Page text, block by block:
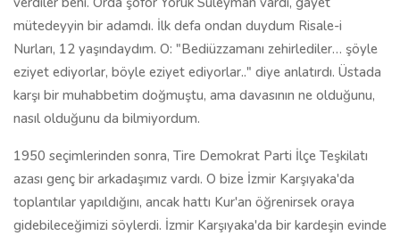
mütedeyyin bir adamdı. İlk defa ondan duydum Risale-i
Nurları, 12 yaşındaydım. O: "Bediüzzamanı zehirlediler… şöyle
eziyet ediyorlar, böyle eziyet ediyorlar.." diye anlatırdı. Üstada
karşı bir muhabbetim doğmuştu, ama davasının ne olduğunu,
nasıl olduğunu da bilmiyordum.
1950 seçimlerinden sonra, Tire Demokrat Parti İlçe Teşkilatı
azası genç bir arkadaşımız vardı. O bize İzmir Karşıyaka'da
toplantılar yapıldığını, ancak hattı Kur'an öğrenirsek oraya
gidebileceğimizi söylerdi. İzmir Karşıyaka'da bir kardeşin evinde